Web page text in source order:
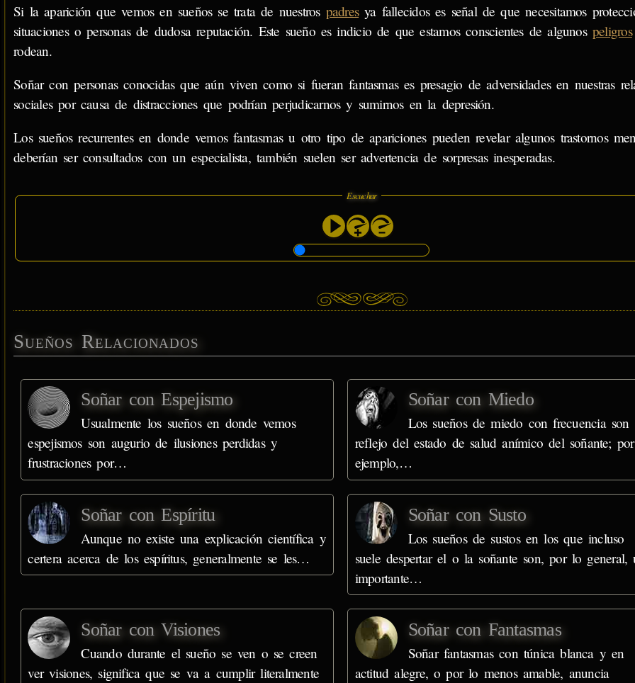
Si la aparición que vemos en sueños se trata de nuestros padresya fallecidos es señal de que necesitamos
situaciones o personas de dudosa reputación. Este sueño es indicio de que estamos conscientes de algunos peligros
rodean.
Soñar con personas conocidas que aún viven como si fueran fantasmas es presagio de adversidades en nuestras
sociales por causa de distracciones que podrían perjudicarnos y sumirnos en la depresión.
Los sueños recurrentes en donde vemos fantasmas u otro tipo de apariciones pueden revelar algunos trastornos
deberían ser consultados con un especialista, también suelen ser advertencia de sorpresas inesperadas.
Escuchar
Sueños Relacionados
Soñar con Espejismo
Usualmente los sueños en donde vemos
espejismos son augurio de ilusiones perdidas y
frustraciones por…
Soñar con Miedo
Los sueños de miedo con frecuencia son
reflejo del estado de salud anímico del soñante; por
ejemplo,…
Soñar con Espíritu
Aunque no existe una explicación científica y
certera acerca de los espíritus, generalmente se les…
Soñar con Susto
Los sueños de sustos en los que incluso
suele despertar el o la soñante son, por lo general,
importante…
Soñar con Visiones
Cuando durante el sueño se ven o se creen
ver visiones, significa que se va a cumplir literalmente
Soñar con Fantasmas
Soñar fantasmas con túnica blanca y en
actitud alegre, o por lo menos amable, anuncia